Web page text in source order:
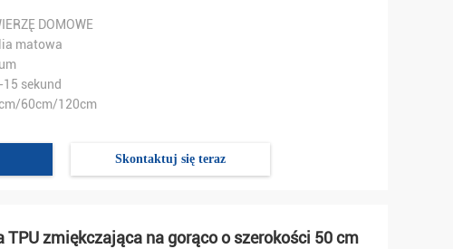
DOMOWE
matowa
15 sekund
60cm/120cm
Skontaktuj się teraz
TPU zmiękczająca na gorąco o szerokości 50 cm